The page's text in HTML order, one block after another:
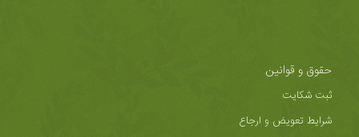
حقوق و قوانین
ثبت شکایت
شرایط تعویض و ارجاع